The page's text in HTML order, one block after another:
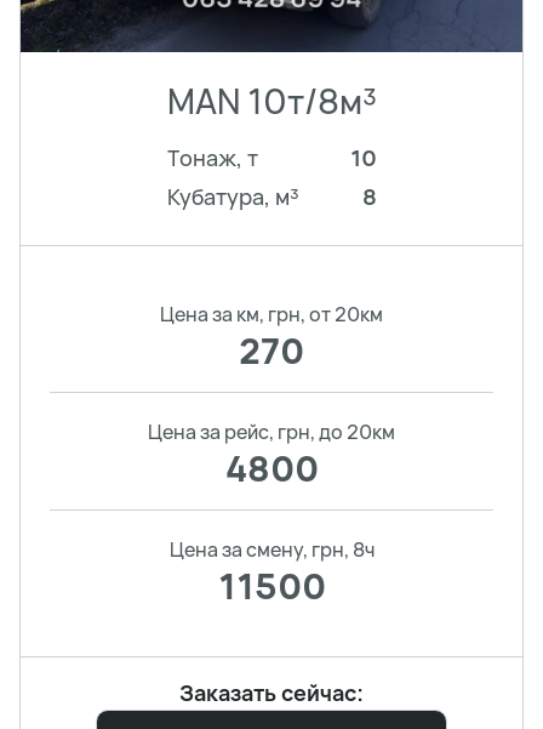
MAN 10т/8м³
Тонаж, т
10
Кубатура, м³
8
Цена за км, грн, от 20км
270
Цена за рейс, грн, до 20км
4800
Цена за смену, грн, 8ч
11500
Заказать сейчас: